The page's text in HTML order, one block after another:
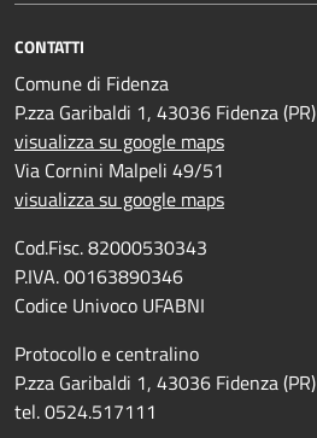
CONTATTI
Comune di Fidenza
P.zza Garibaldi 1, 43036 Fidenza (PR)
visualizza su google maps
Via Cornini Malpeli 49/51
visualizza su google maps
Cod.Fisc. 82000530343
P.IVA. 00163890346
Codice Univoco UFABNI
Protocollo e centralino
P.zza Garibaldi 1, 43036 Fidenza (PR)
tel. 0524.517111